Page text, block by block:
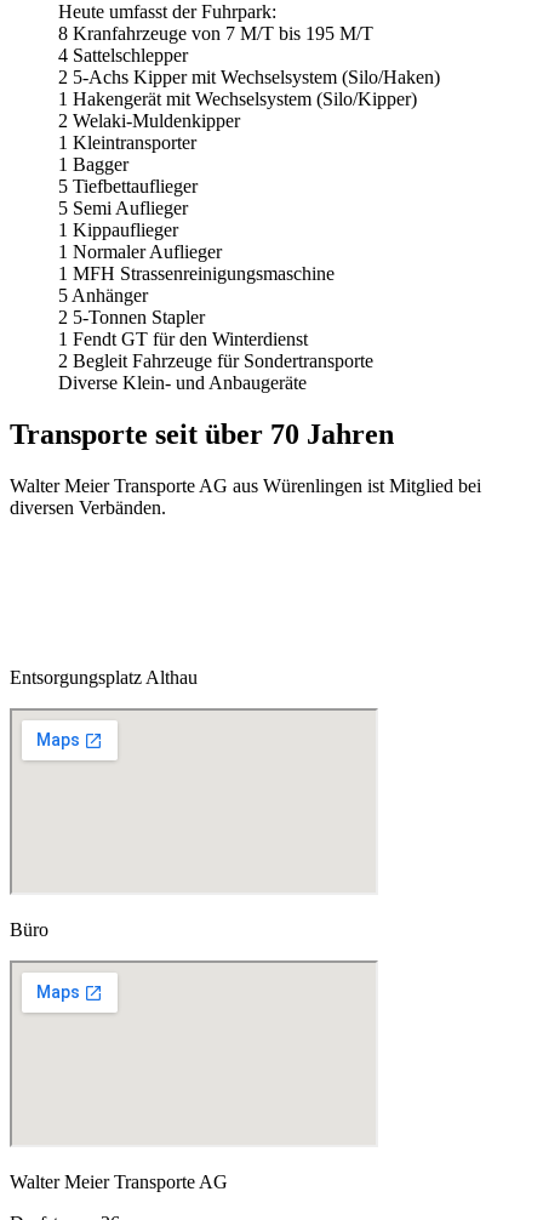
Heute umfasst der Fuhrpark:
8 Kranfahrzeuge von 7 M/T bis 195 M/T
4 Sattelschlepper
2 5-Achs Kipper mit Wechselsystem (Silo/Haken)
1 Hakengerät mit Wechselsystem (Silo/Kipper)
2 Welaki-Muldenkipper
1 Kleintransporter
1 Bagger
5 Tiefbettauflieger
5 Semi Auflieger
1 Kippauflieger
1 Normaler Auflieger
1 MFH Strassen­reinigungs­maschine
5 Anhänger
2 5-Tonnen Stapler
1 Fendt GT für den Winterdienst
2 Begleit Fahrzeuge für Sondertransporte
Diverse Klein- und Anbaugeräte
Transporte seit über 70 Jahren
Walter Meier Transporte AG aus Würenlingen ist Mitglied bei
diversen Verbänden.
Entsorgungsplatz Althau
Büro
Walter Meier Transporte AG